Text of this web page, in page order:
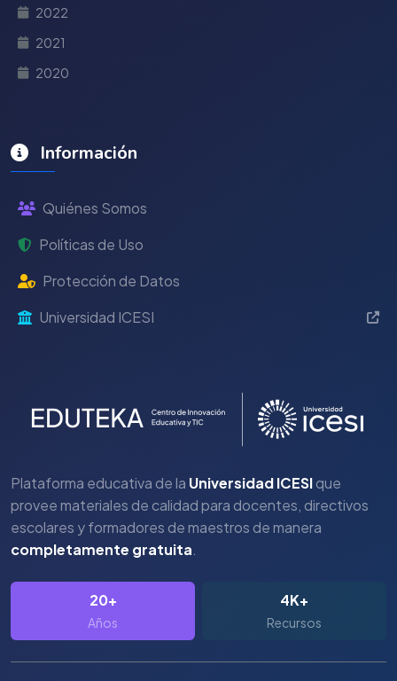
2022
2021
2020
Información
Quiénes Somos
Políticas de Uso
Protección de Datos
Universidad ICESI
Plataforma educativa de la Universidad ICESIque
provee materiales de calidad para docentes, directivos
escolares y formadores de maestros de manera
completamente gratuita.
20+
Años
4K+
Recursos